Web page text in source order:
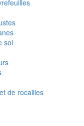
sol
de rocailles